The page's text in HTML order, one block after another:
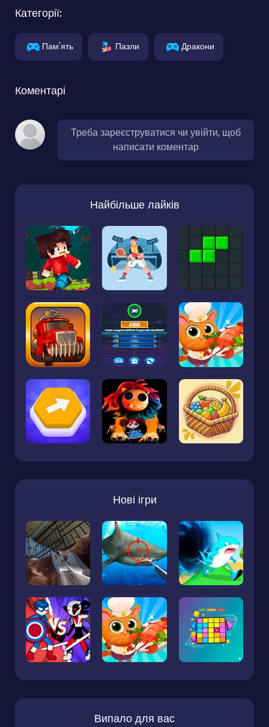
Категорії:
Пам'ять Пазли Дракони
Коментарі
Треба зареєструватися чи увійти, щоб
написати коментар
Найбільше лайків
Нові ігри
Випало для вас